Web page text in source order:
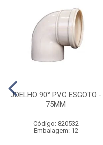
JOELHO 90° PVC ESGOTO -
75MM
Código: 820532
Embalagem: 12